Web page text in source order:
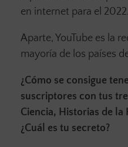
en internet para el 2022.
Aparte, YouTube es la
mayoría de los países
¿Cómo se consigue
suscriptores con tus
Ciencia, Historias de la
¿Cuál es tu secreto?